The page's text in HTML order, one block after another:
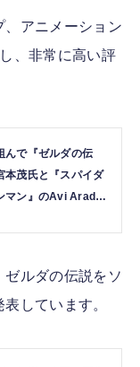
、アニメーション
、非常に高い評
んで『ゼルダの伝
本茂氏と『スパイダ
マン』のAvi Arad氏
ルダの伝説をソ
しています。